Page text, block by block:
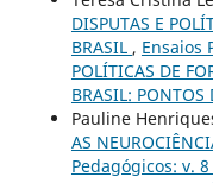
DISPUTAS E
BRASIL , Ensaios
POLÍTICAS DE
BRASIL: PONTOS
Pauline
AS
Pedagógicos: v. 8